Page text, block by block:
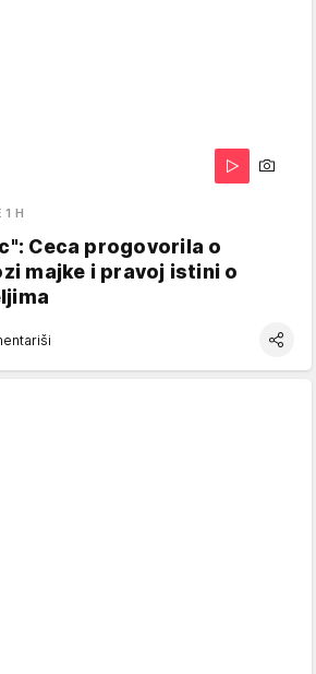
1 H
Ceca progovorila o
majke i pravoj istini o